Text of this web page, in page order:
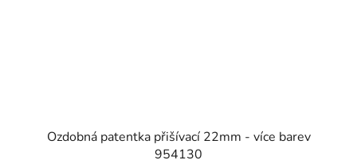
Ozdobná patentka přišívací 22mm - více barev
954130